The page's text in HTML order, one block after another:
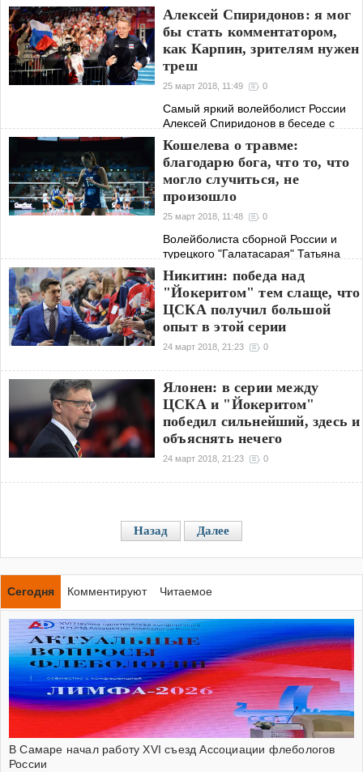
выступлении сборной России на
Играх-2018 под олимпийским
флагом, первая победа московского
"Спартака" в РФПЛ за 16 лет,
доминирование на мировой
Алексей Спиридонов: я мог
бы стать комментатором,
как Карпин, зрителям нужен
треш
25 март 2018, 11:49 0
Самый яркий волейболист России
Алексей Спиридонов в беседе с
корреспондентом агентства "Р-
Спорт" Ильдаром Сатдиновым
рассказал о том, из-за чего он не
любит комментаторов Константина
Генича и Георгия
Кошелева о травме:
благодарю бога, что то, что
могло случиться, не
произошло
25 март 2018, 11:48 0
Волейболиста сборной России и
турецкого "Галатасарая" Татьяна
Кошелева, получившая травму в
матче Лиги чемпионов с итальянской
"Новарой", поблагодарила
болельщиков за слова поддержки и
отметила, что
Никитин: победа над
"Йокеритом" тем слаще, что
ЦСКА получил большой
опыт в этой серии
24 март 2018, 21:23 0
Ялонен: в серии между
ЦСКА и "Йокеритом"
победил сильнейший, здесь и
объяснять нечего
24 март 2018, 21:23 0
Назад Далее
Сегодня Комментируют Читаемое
В Самаре начал работу XVI съезд Ассоциации флебологов
России